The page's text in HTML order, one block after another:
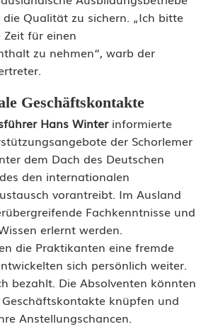
Qualität zu sichern. „Ich bitte
Zeit für einen
zu nehmen“, warb der
Geschäftskontakte
Hans Winterinformierte
der Schorlemer
dem Dach des Deutschen
den internationalen
vorantreibt. Im Ausland
Fachkenntnisse und
erlernt werden.
die Praktikanten eine fremde
sich persönlich weiter.
bezahlt. Die Absolventen könnten
knüpfen und
Anstellungschancen.